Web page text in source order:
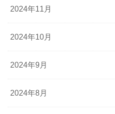
2024年11月
2024年10月
2024年9月
2024年8月